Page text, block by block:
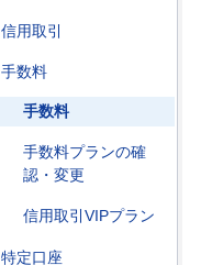
信用取引
手数料
手数料
手数料プランの確
認・変更
信用取引VIPプラン
特定口座